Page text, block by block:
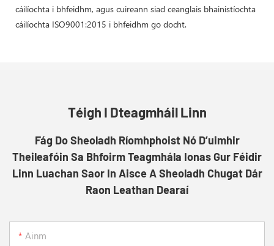
cáilíochta i bhfeidhm, agus cuireann siad ceanglais bhainistíochta
cáilíochta ISO9001:2015 i bhfeidhm go docht.
Téigh I Dteagmháil Linn
Fág Do Sheoladh Ríomhphoist Nó D’uimhir
Theileafóin Sa Bhfoirm Teagmhála Ionas Gur Féidir
Linn Luachan Saor In Aisce A Sheoladh Chugat Dár
Raon Leathan Dearaí
Ainm